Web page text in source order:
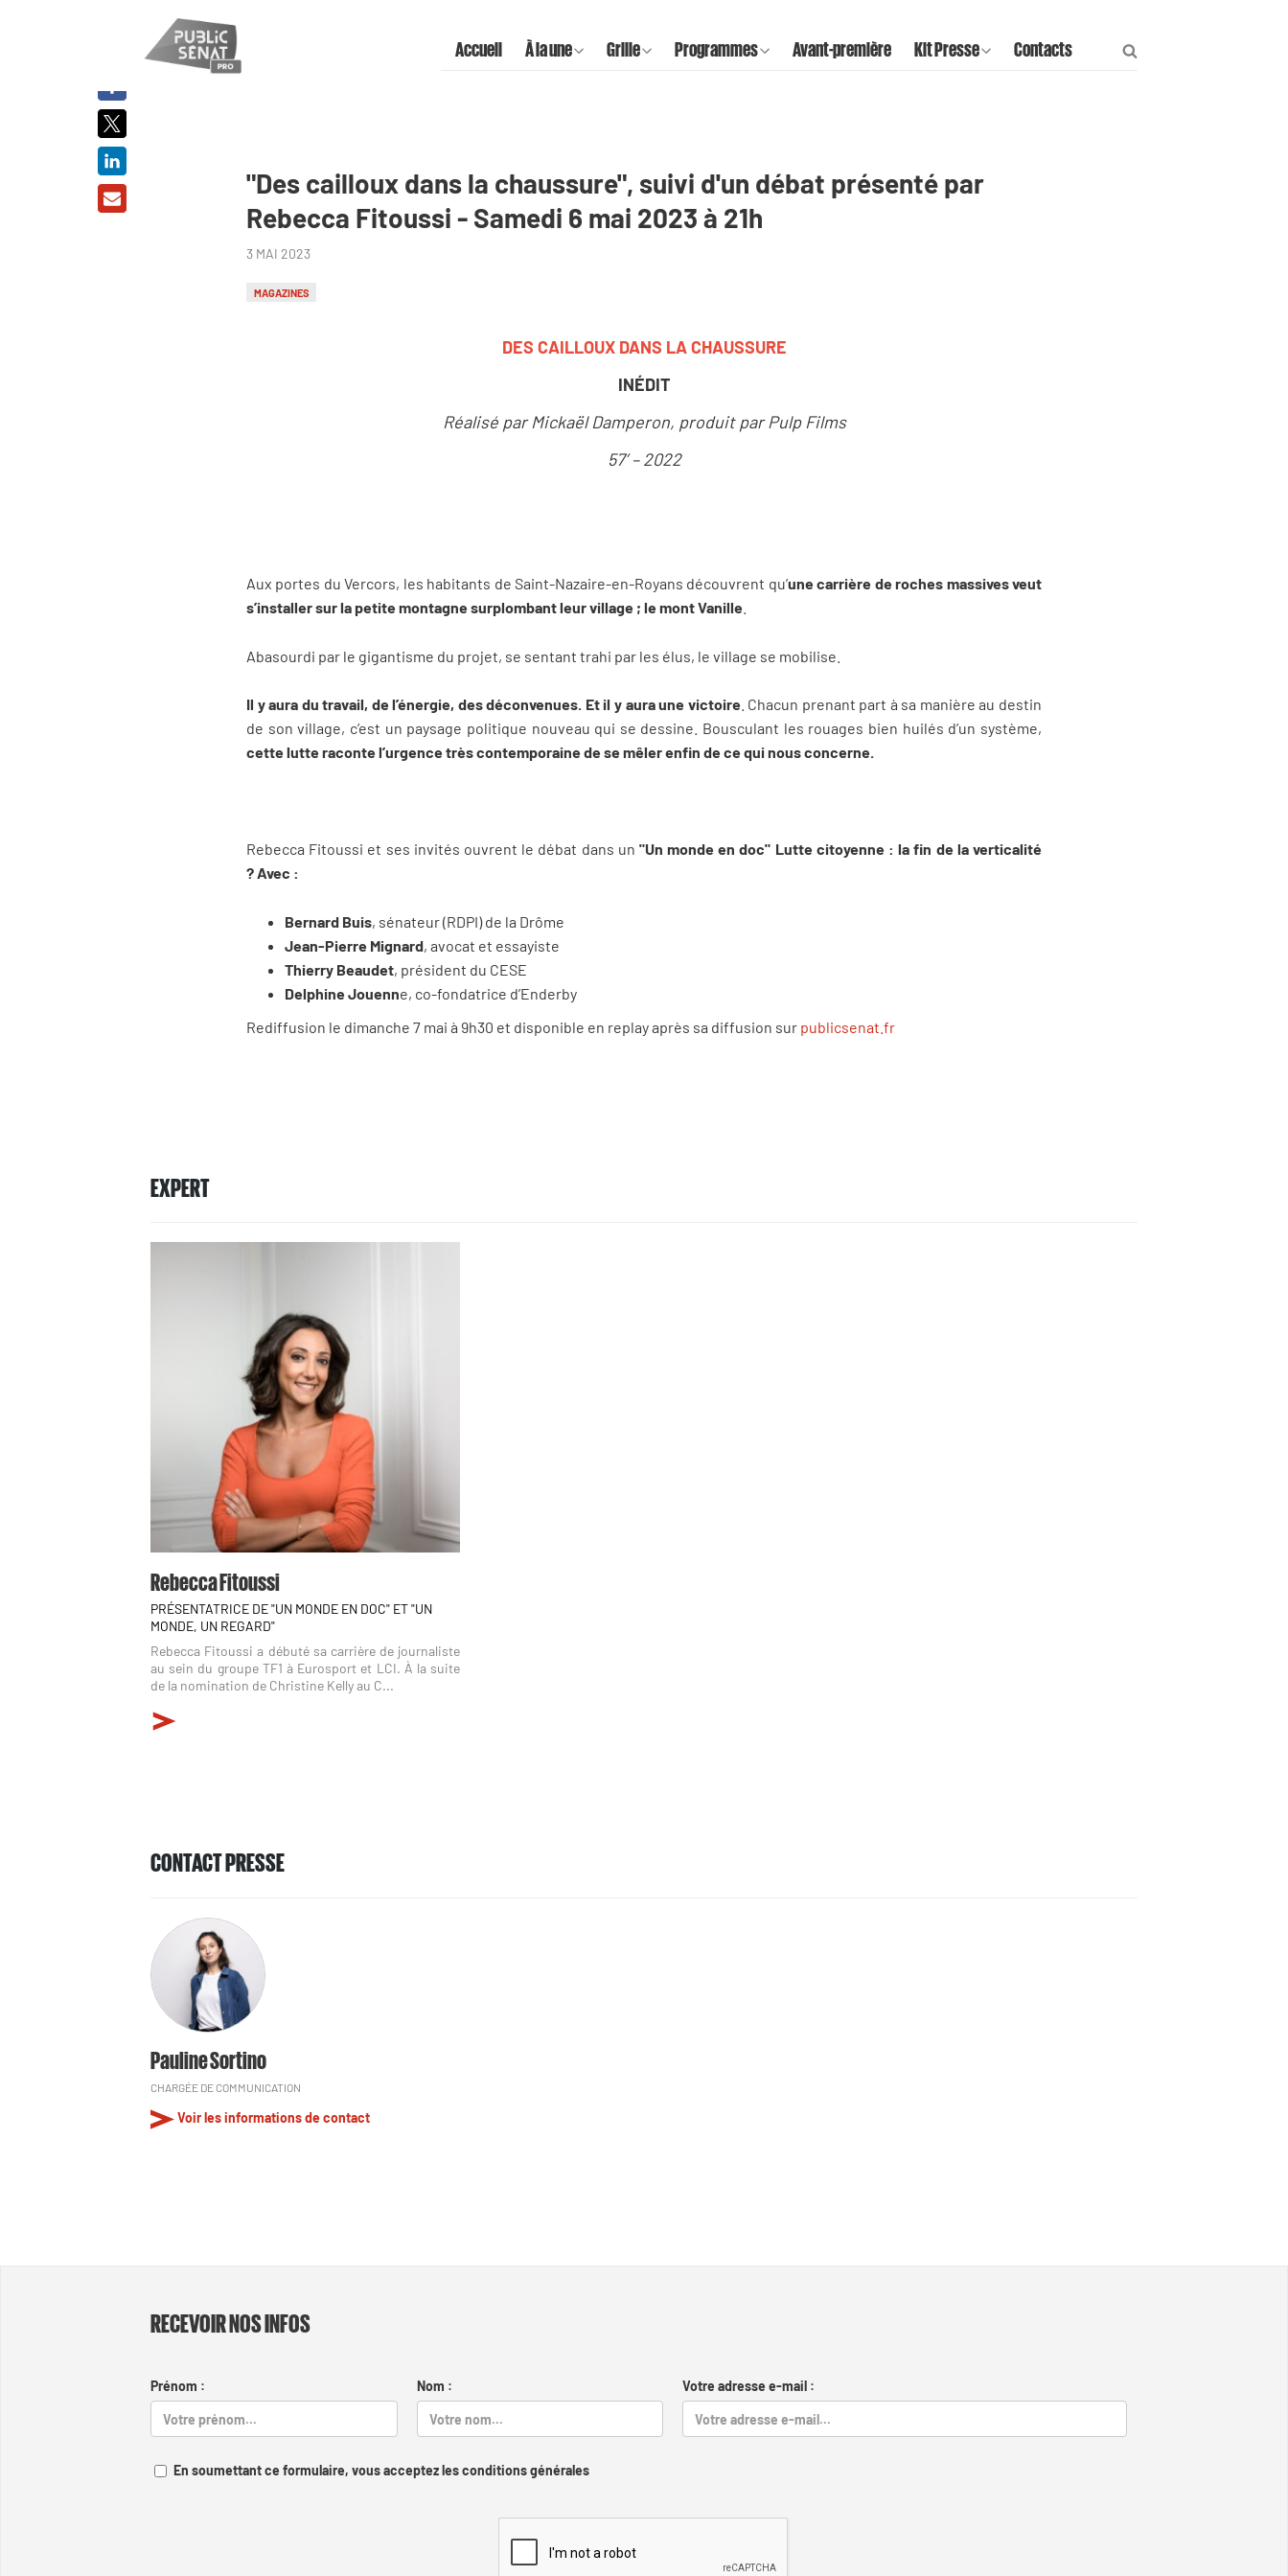
Accueil À la une Grille Programmes Avant-première Kit Presse Contacts
"Des cailloux dans la chaussure", suivi d'un débat présenté par
Rebecca Fitoussi - Samedi 6 mai 2023 à 21h
3 MAI 2023
MAGAZINES
DES CAILLOUX DANS LA CHAUSSURE
INÉDIT
Réalisé par Mickaël Damperon, produit par Pulp Films
57’ – 2022
Aux portes du Vercors, les habitants de Saint-Nazaire-en-Royans découvrent qu’une carrière de roches massives veut
s’installer sur la petite montagne surplombant leur village ; le mont Vanille
Abasourdi par le gigantisme du projet, se sentant trahi par les élus, le village se mobilise.
Il y aura du travail, de l’énergie, des déconvenues. Et il y aura une victoire . Chacun prenant part à sa manière au destin
de son village, c’est un paysage politique nouveau qui se dessine. Bousculant les rouages bien huilés d’un système,
cette lutte raconte l’urgence très contemporaine de se mêler enfin de ce qui nous concerne.
Rebecca Fitoussi et ses invités ouvrent le débat dans un "Un monde en doc" Lutte citoyenne : la fin de la verticalité
?Avec :
Bernard Buis, sénateur (RDPI) de la Drôme
Jean-Pierre Mignard, avocat et essayiste
Thierry Beaudet, président du CESE
Delphine Jouenne, co-fondatrice d’Enderby
Rediffusion le dimanche 7 mai à 9h30 et disponible en replay après sa diffusion sur publicsenat.fr
EXPERT
Rebecca Fitoussi
PRÉSENTATRICE DE "UN MONDE EN DOC" ET "UN
MONDE, UN REGARD"
Rebecca Fitoussi a débuté sa carrière de journaliste
au sein du groupe TF1 à Eurosport et LCI. À la suite
de la nomination de Christine Kelly au C...
CONTACT PRESSE
Pauline Sortino
CHARGÉE DE COMMUNICATION
Voir les informations de contact
RECEVOIR NOS INFOS
Prénom : Nom : Votre adresse e-mail :
En soumettant ce formulaire, vous acceptez les conditions générales